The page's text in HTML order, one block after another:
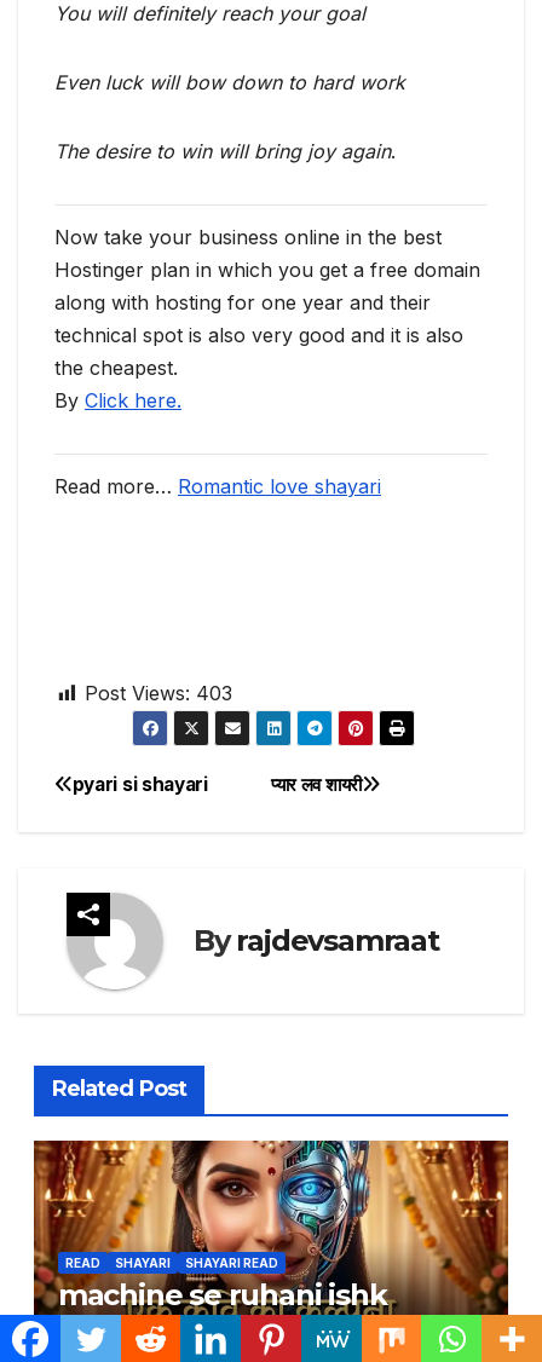
You will definitely reach your goal
Even luck will bow down to hard work
The desire to win will bring joy again.
Now take your business online in the best
Hostinger plan in which you get a free domain
along with hosting for one year and their
technical spot is also very good and it is also
the cheapest.
By Click here.
Read more… Romantic love shayari
Post Views: 403
Post
प्यार लव शायरी
pyari si shayari
Byrajdevsamraat
Related Post
READ SHAYARI SHAYARI READ
machine se ruhani ishk
JUL 19, 2026 RAJDEVSAMRAAT